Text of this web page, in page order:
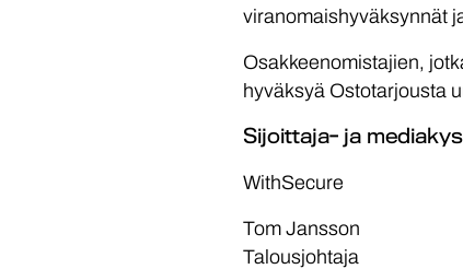
viranomaishyväksynnät
Osakkeenomistajien,
hyväksyä Ostotarjousta
Sijoittaja- ja
WithSecure
Tom Jansson
Talousjohtaja